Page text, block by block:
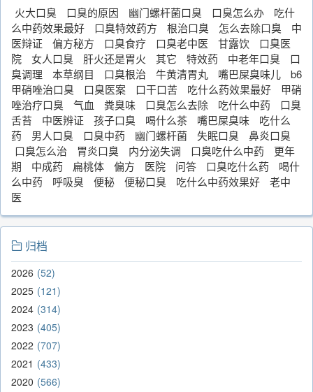
火大口臭 口臭的原因 幽门螺杆菌口臭 口臭怎么办
吃什
么中药效果最好
口臭特效药方 根治口臭 怎么去除口臭
中
医辩证
偏方秘方 口臭食疗 口臭老中医 甘露饮
口臭医
院
女人口臭 肝火还是胃火 其它 特效药 中老年口臭
口
臭调理
本草纲目 口臭根治 牛黄清胃丸 嘴巴屎臭味儿
b6
甲硝唑治口臭
口臭医案 口干口苦 吃什么药效果最好
甲硝
唑治疗口臭
气血 粪臭味 口臭怎么去除 吃什么中药
口臭
舌苔
中医辨证 孩子口臭 喝什么茶 嘴巴屎臭味
吃什么
药
男人口臭 口臭中药 幽门螺杆菌 失眠口臭
鼻炎口臭
口臭怎么治
胃炎口臭 内分泌失调 口臭吃什么中药
更年
期
中成药 扁桃体 偏方 医院 问答 口臭吃什么药
喝什
么中药
呼吸臭 便秘 便秘口臭 吃什么中药效果好
老中
医
归档
2026 52
2025 121
2024 314
2023 405
2022 707
2021
433
2020 566